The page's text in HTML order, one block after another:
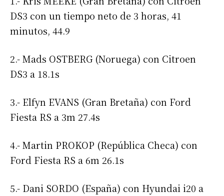
DS3 con un tiempo neto de 3 horas, 41
minutos, 44.9
2.- Mads OSTBERG (Noruega) con Citroen
DS3 a 18.1s
3.- Elfyn EVANS (Gran Bretaña) con Ford
Fiesta RS a 3m 27.4s
4.- Martin PROKOP (República Checa) con
Ford Fiesta RS a 6m 26.1s
5.- Dani SORDO (España) con Hyundai i20 a